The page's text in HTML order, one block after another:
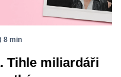
8 min
Tihle miliardáři